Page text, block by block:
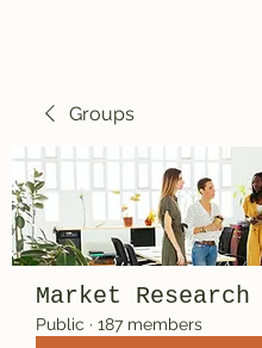
Groups
Market Research
Public · 187 members